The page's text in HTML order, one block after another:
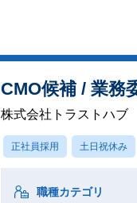
CMO候補 / 業務
株式会社トラストハブ
正社員採用 土日祝休み
職種カテゴリ